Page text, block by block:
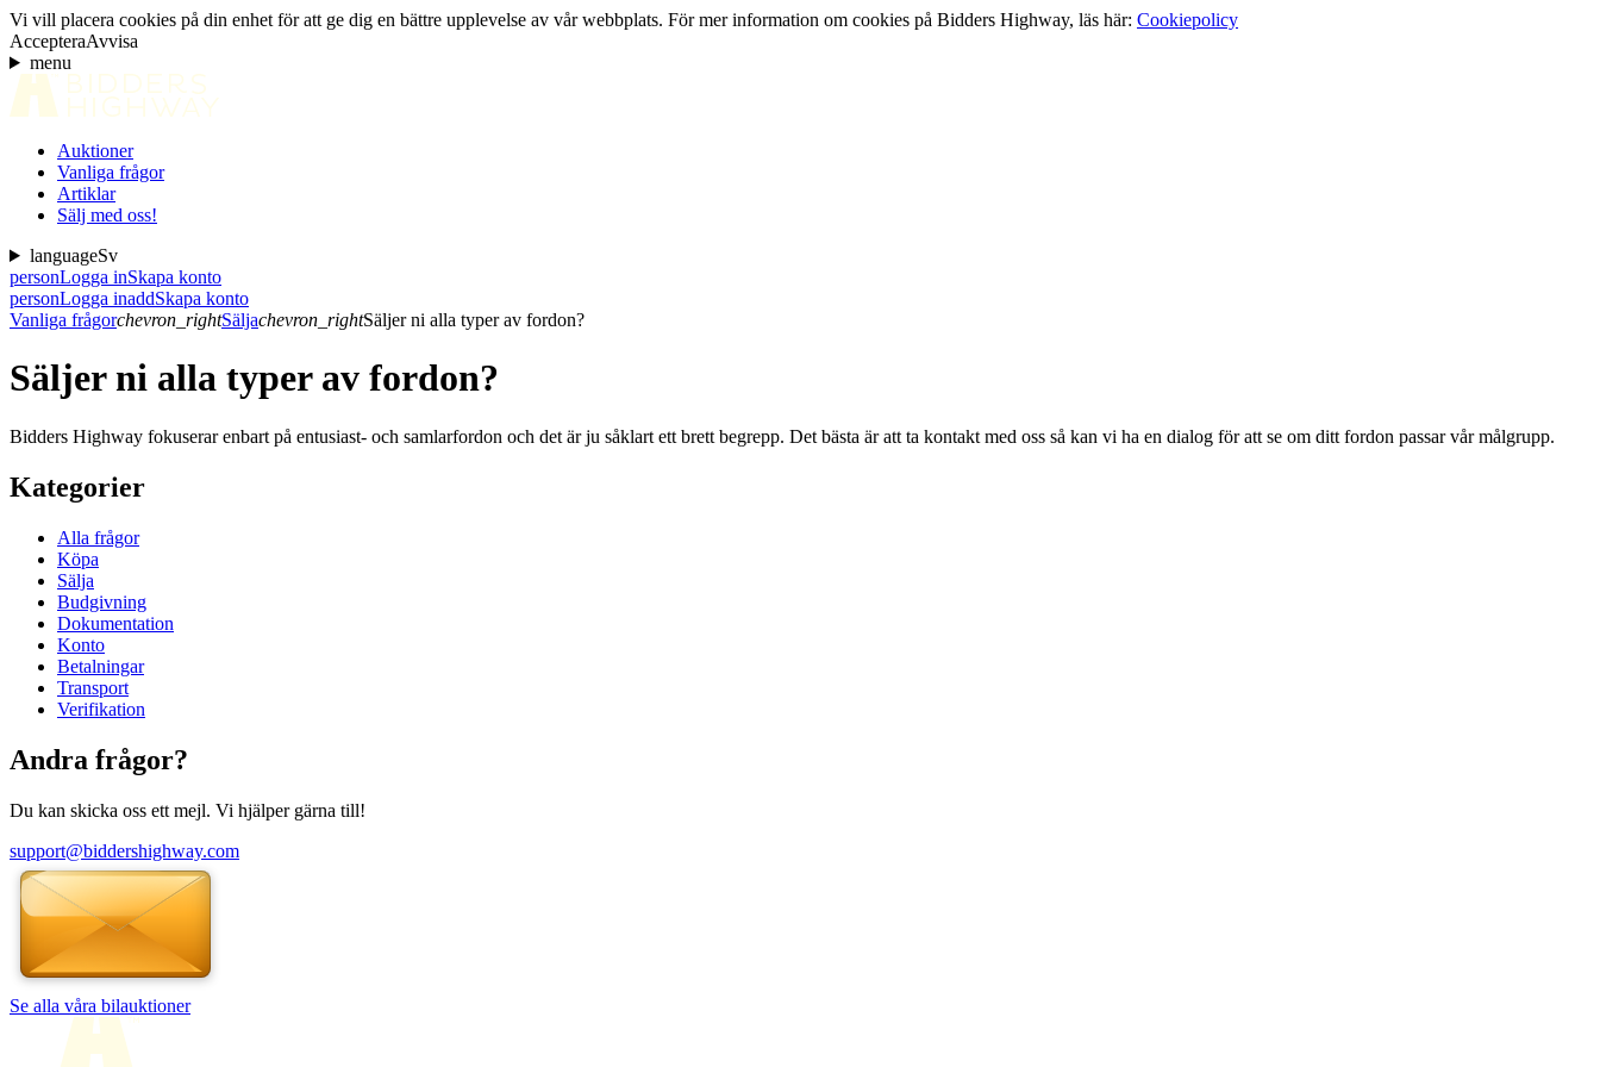
Vi vill placera cookies på din enhet för att ge dig en bättre upplevelse av vår webbplats. För mer information om cookies på Bidders Highway, läs här: Cookiepolicy
AccepteraAvvisa
menu
Auktioner
Vanliga frågor
Artiklar
Sälj med oss!
languageSv
personLogga inSkapa konto
personLogga inaddSkapa konto
Vanliga frågorchevron_rightSäljachevron_rightSäljer ni alla typer av fordon?
Säljer ni alla typer av fordon?
Bidders Highway fokuserar enbart på entusiast- och samlarfordon och det är ju såklart ett brett begrepp. Det bästa är att ta kontakt med oss så kan vi ha en dialog för att se om ditt fordon passar vår målgrupp.
Kategorier
Alla frågor
Köpa
Sälja
Budgivning
Dokumentation
Konto
Betalningar
Transport
Verifikation
Andra frågor?
Du kan skicka oss ett mejl. Vi hjälper gärna till!
support@biddershighway.com
Se alla våra bilauktioner